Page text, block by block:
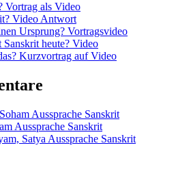
Vortrag als Video
Video Antwort
Ursprung? Vortragsvideo
heute? Video
Kurzvortrag auf Video
Soham Aussprache Sanskrit
Aussprache Sanskrit
Satya Aussprache Sanskrit